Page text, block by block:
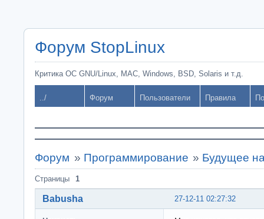
Форум StopLinux
Критика ОС GNU/Linux, MAC, Windows, BSD, Solaris и т.д.
../ Форум Пользователи Правила
Форум » Программирование » Будущее
Страницы 1
27-12-11 02:27:32
Babusha